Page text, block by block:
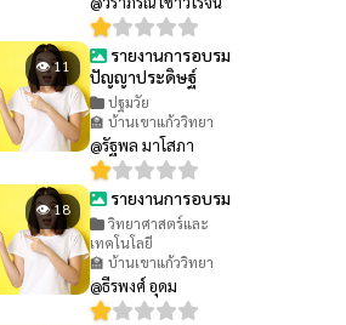
👁 11
รายงานการอบรม
ปัญญาประดิษฐ์
ปฐมวัย
🏫 บ้านเขาแก้ววิทยา
@รัฐพล มาโสภา
👁 18 รายงานการอบรม
วิทยาศาสตร์และ
เทคโนโลยี
🏫 บ้านเขาแก้ววิทยา
@ธีรพงศ์ อุดม